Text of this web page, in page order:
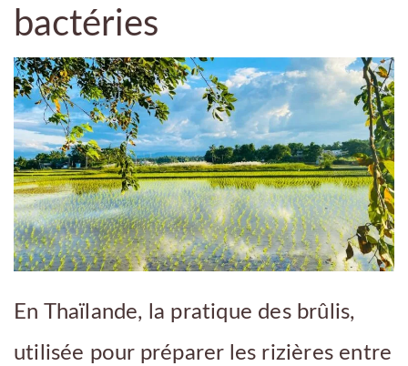
bactéries
En Thaïlande, la pratique des brûlis,
utilisée pour préparer les rizières entre